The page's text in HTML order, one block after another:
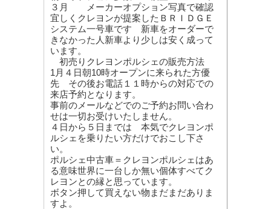
３月 メーカーオプション写真で確認
宜しくクレヨンが提案したＢＲＩＤＧＥ
システム一号車です 新車をオーダーで
きなかった人新車より少しは安く成って
います。
初売りクレヨンポルシェの販売方法
1月４日朝10時オープンに来られた方優
先 その後お電話１１時からの対応での
来店予約となります。
事前のメールなどでのご予約お問い合わ
せは一切お受けいたしません。
４日から５日までは 本気でクレヨンポ
ルシェを乗りたい方だけでおこし下さ
い。
ポルシェ中古車＝クレヨンポルシェはあ
る意味世界に一台しか無い個体すべてク
レヨンとの縁と思っています。
ボタン押して買えない物まだまだありま
すよ。